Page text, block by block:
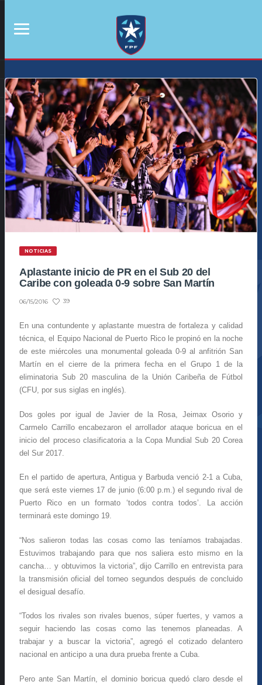
NOTICIAS
Aplastante inicio de PR en el Sub 20 del
Caribe con goleada 0-9 sobre San Martín
06/15/2016 39
En una contundente y aplastante muestra de fortaleza y calidad
técnica, el Equipo Nacional de Puerto Rico le propinó en la noche
de este miércoles una monumental goleada 0-9 al anfitrión San
Martín en el cierre de la primera fecha en el Grupo 1 de la
eliminatoria Sub 20 masculina de la Unión Caribeña de Fútbol
(CFU, por sus siglas en inglés).
Dos goles por igual de Javier de la Rosa, Jeimax Osorio y
Carmelo Carrillo encabezaron el arrollador ataque boricua en el
inicio del proceso clasificatoria a la Copa Mundial Sub 20 Corea
del Sur 2017.
En el partido de apertura, Antigua y Barbuda venció 2-1 a Cuba,
que será este viernes 17 de junio (6:00 p.m.) el segundo rival de
Puerto Rico en un formato ‘todos contra todos’. La acción
terminará este domingo 19.
“Nos salieron todas las cosas como las teníamos trabajadas.
Estuvimos trabajando para que nos saliera esto mismo en la
cancha… y obtuvimos la victoria”, dijo Carrillo en entrevista para
la transmisión oficial del torneo segundos después de concluido
el desigual desafío.
“Todos los rivales son rivales buenos, súper fuertes, y vamos a
seguir haciendo las cosas como las tenemos planeadas. A
trabajar y a buscar la victoria”, agregó el cotizado delantero
nacional en anticipo a una dura prueba frente a Cuba.
Pero ante San Martín, el dominio boricua quedó claro desde el